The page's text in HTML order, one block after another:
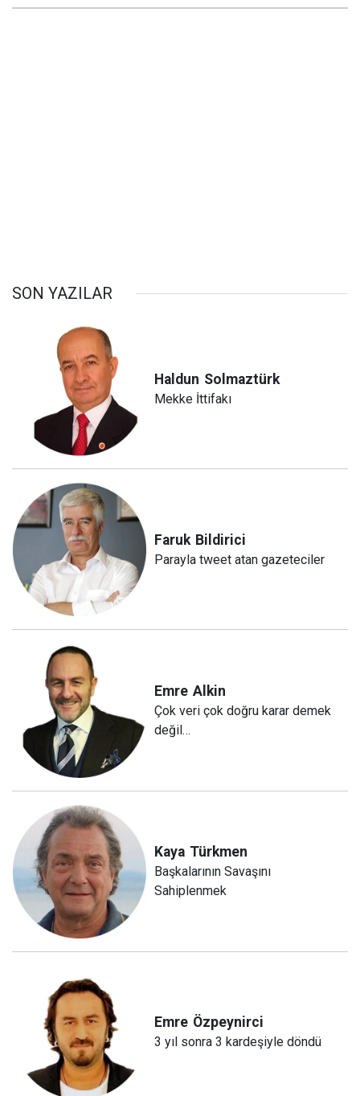
SON YAZILAR
Haldun Solmaztürk
Mekke İttifakı
Faruk Bildirici
Parayla tweet atan gazeteciler
Emre Alkin
Çok veri çok doğru karar demek
değil…
Kaya Türkmen
Başkalarının Savaşını
Sahiplenmek
Emre Özpeynirci
3 yıl sonra 3 kardeşiyle döndü